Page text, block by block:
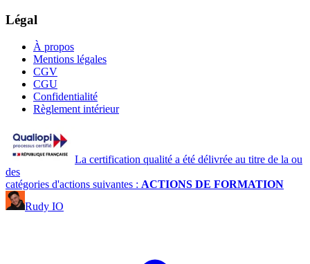
Légal
À propos
Mentions légales
CGV
CGU
Confidentialité
Règlement intérieur
La certification qualité a été délivrée au titre de la ou
des
catégories d'actions suivantes : ACTIONS DE FORMATION
Rudy IO